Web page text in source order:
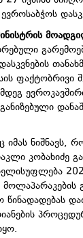
ფაქტობრივი
იმას ნიშნავს,
კობახიძე
წინადადებას